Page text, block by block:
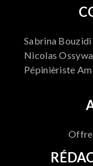
Sabrina
Nicolas
Pépinièriste
Offre